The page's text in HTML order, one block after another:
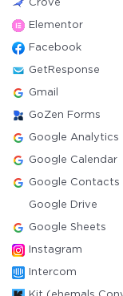
Crove
Elementor
Facebook
GetResponse
Gmail
GoZen Forms
Google Analytics
Google Calendar
Google Contacts
Google Drive
Google Sheets
Instagram
Intercom